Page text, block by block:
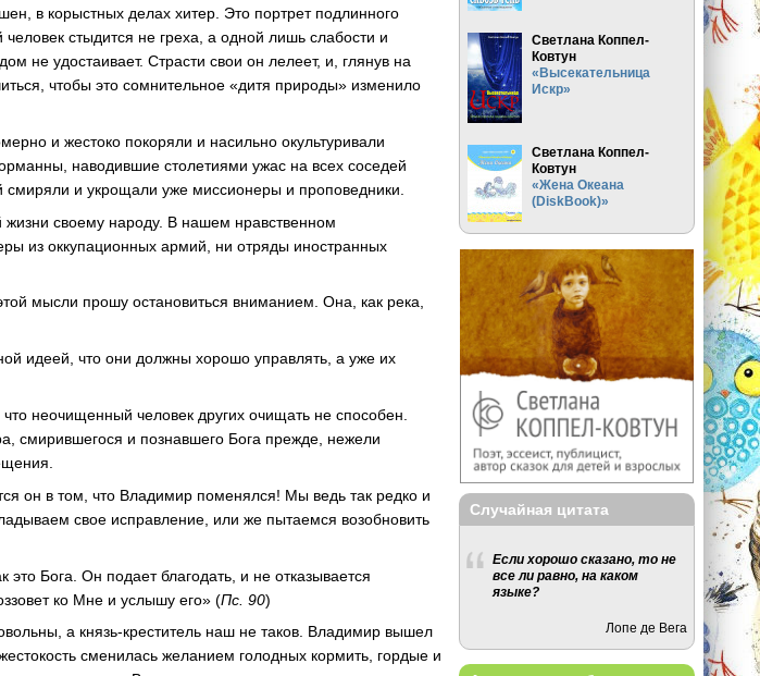
в корыстных делах хитер. Это портрет подлинного
стыдится не греха, а одной лишь слабости и
не удостаивает. Страсти свои он лелеет, и, глянув на
чтобы это сомнительное «дитя природы» изменило
и жестоко покоряли и насильно окультуривали
наводившие столетиями ужас на всех соседей
и укрощали уже миссионеры и проповедники.
жизни своему народу. В нашем нравственном
из оккупационных армий, ни отряды иностранных
мысли прошу остановиться вниманием. Она, как река,
идеей, что они должны хорошо управлять, а уже их
неочищенный человек других очищать не способен.
смирившегося и познавшего Бога прежде, нежели
он в том, что Владимир поменялся! Мы ведь так редко и
свое исправление, или же пытаемся возобновить
это Бога. Он подает благодать, и не отказывается
ко Мне и услышу его» (Пс. 90)
а князь-креститель наш не таков. Владимир вышел
сменилась желанием голодных кормить, гордые и
Светлана Коппел-
Ковтун
«Высекательница
Искр»
Светлана Коппел-
Ковтун
«Жена Океана
(DiskBook)»
Случайная цитата
Если хорошо сказано, то не
все ли равно, на каком
языке?
Лопе де Вега